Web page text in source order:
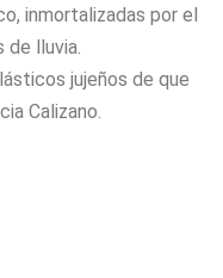
inmortalizadas por el
de lluvia.
jujeños de que
Calizano.